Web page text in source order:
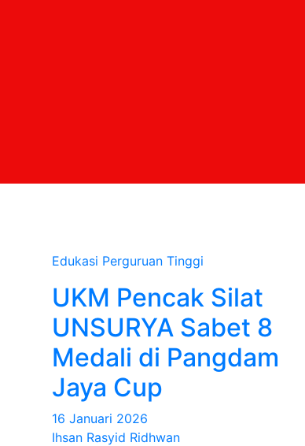
Edukasi Perguruan Tinggi
UKM Pencak Silat
UNSURYA Sabet 8
Medali di Pangdam
Jaya Cup
16 Januari 2026
Ihsan Rasyid Ridhwan